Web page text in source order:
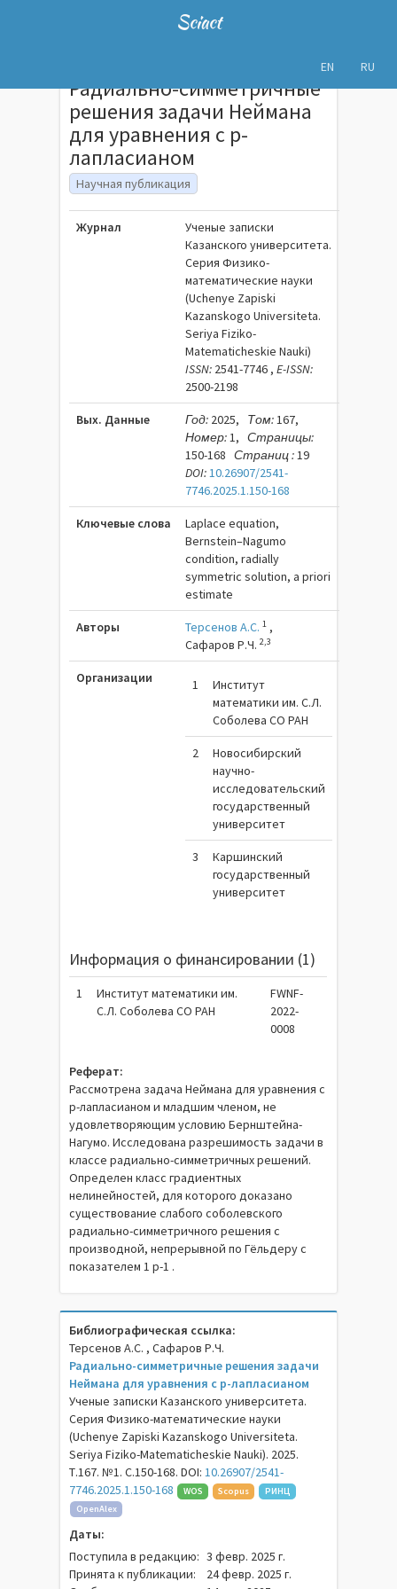
Sciact
EN RU
Радиально-симметричные
решения задачи Неймана
для уравнения с p-
лапласианом
Научная публикация
Журнал
Ученые записки
Казанского университета.
Серия Физико-
математические науки
(Uchenye Zapiski
Kazanskogo Universiteta.
Seriya Fiziko-
Matematicheskie Nauki)
ISSN: 2541-7746 ,E-ISSN:
2500-2198
Вых. Данные Год: 2025, Том:167,
Номер:1, Страницы:
150-168 Страниц :19
DOI:10.26907/2541-
7746.2025.1.150-168
Ключевые слова
Laplace equation,
Bernstein–Nagumo
condition, radially
symmetric solution, a priori
estimate
Авторы Терсенов А.С. 1 ,
Сафаров Р.Ч.2,3
Организации 1
Институт
математики им. С.Л.
Соболева СО РАН
2
Новосибирский
научно-
исследовательский
государственный
университет
3
Каршинский
государственный
университет
Информация о финансировании (1)
1
Институт математики им.
С.Л. Соболева СО РАН
FWNF-
2022-
0008
Реферат:
Рассмотрена задача Неймана для уравнения с
p-лапласианом и младшим членом, не
удовлетворяющим условию Бернштейна-
Нагумо. Исследована разрешимость задачи в
классе радиально-симметричных решений.
Определен класс градиентных
нелинейностей, для которого доказано
существование слабого соболевского
радиально-симметричного решения с
производной, непрерывной по Гёльдеру с
показателем 1 p-1 .
Библиографическая ссылка:
Терсенов А.С. , Сафаров Р.Ч.
Радиально-симметричные решения задачи
Неймана для уравнения с p-лапласианом
Ученые записки Казанского университета.
Серия Физико-математические науки
(Uchenye Zapiski Kazanskogo Universiteta.
Seriya Fiziko-Matematicheskie Nauki). 2025.
Т.167. №1. С.150-168. DOI:10.26907/2541-
7746.2025.1.150-168
WOS Scopus
РИНЦ
OpenAlex
Даты:
Поступила в редакцию: 3 февр. 2025 г.
Принята к публикации:
24 февр. 2025 г.